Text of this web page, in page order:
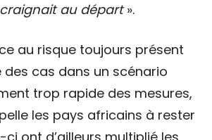
au départ».
au risque toujours présent
des cas dans un scénario
trop rapide des mesures,
les pays africains à rester